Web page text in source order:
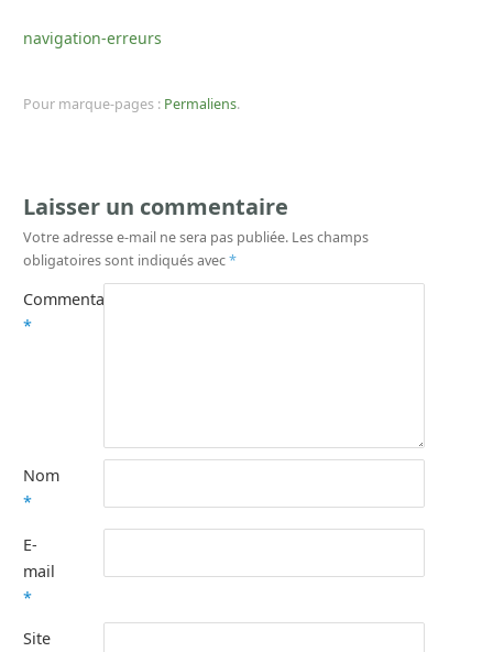
navigation-erreurs
Pour marque-pages : Permaliens.
Laisser un commentaire
Votre adresse e-mail ne sera pas publiée. Les champs
obligatoires sont indiqués avec*
Commentaire
*
Nom
*
E-
mail
*
Site